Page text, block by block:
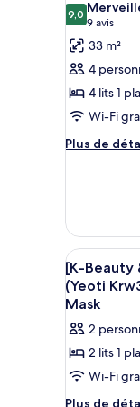
les
photos
pour
ce
type
de
chambre
9,09,0 sur 10
9 avis
(9 avis)
33 m²
4
4 lits 1
Wi-Fi
Plus de
Plus
type
de
chambre
Chambre
Quadruple
Afficher
toutes
les
photos
pour
ce
type
7
[K-Beauty
(Yeoti
Mask
2
2 lits 1
Wi-Fi
Plus de
Plus